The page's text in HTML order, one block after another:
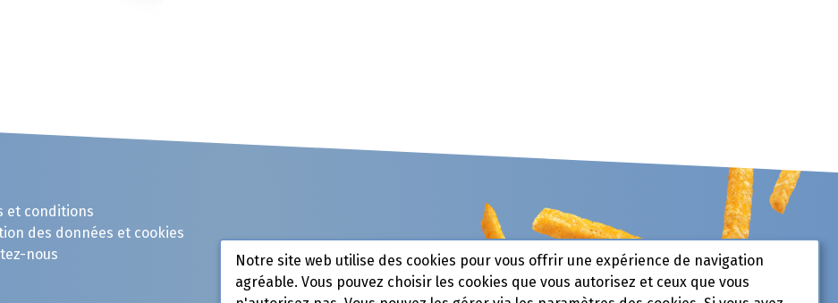
et conditions
des données et cookies
nous
Notre site web utilise des cookies pour vous offrir une expérience de navigation
agréable. Vous pouvez choisir les cookies que vous autorisez et ceux que vous